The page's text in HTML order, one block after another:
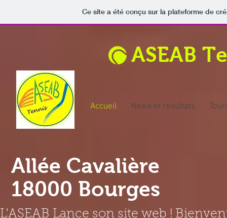
Ce site a été conçu sur la plateforme de
ASEAB
Accueil News et résultats
Allée Cavalière
18000 Bourges
L'ASEAB Lance son site web !